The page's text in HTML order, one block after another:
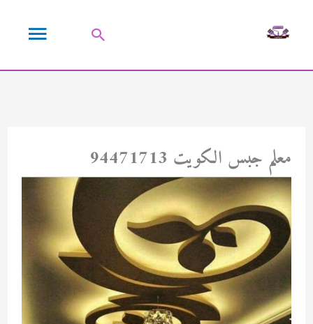
القائمة
البحث
معلم جبس الكويت 94471713